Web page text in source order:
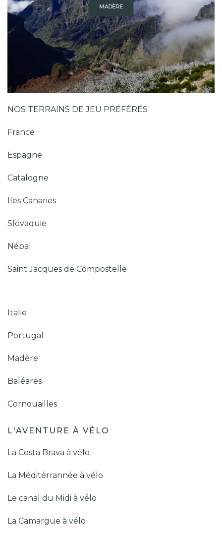
MADÈRE
NOS TERRAINS DE JEU PRÉFÉRÉS
France
Espagne
Catalogne
Iles Canaries
Slovaquie
Népal
Saint Jacques de Compostelle
Italie
Portugal
Madère
Baléares
Cornouailles
L'AVENTURE À VÉLO
La Costa Brava à vélo
La Méditérrannée à vélo
Le canal du Midi à vélo
La Camargue à vélo